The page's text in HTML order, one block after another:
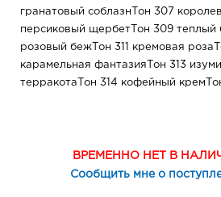
гранатовый соблазнТон 307
персиковый щербетТон 309 теплый
розовый бежТон 311 кремовая
карамельная фантазияТон 313
терракотаТон 314 кофейный
ВРЕМЕННО НЕТ В
Сообщить мне о